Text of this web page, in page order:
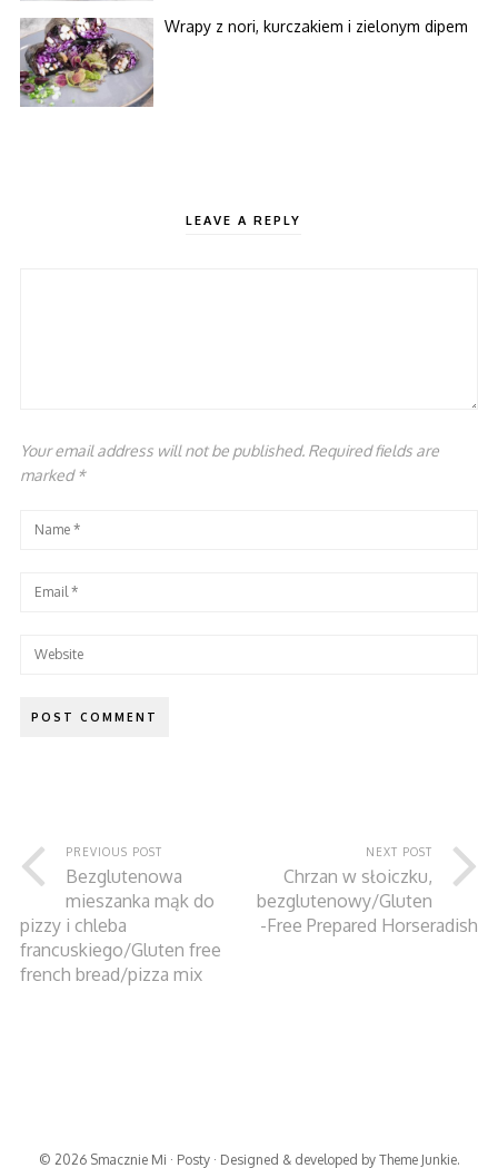
Wrapy z nori, kurczakiem i zielonym dipem
LEAVE A REPLY
Your email address will not be published. Required fields are
marked*
PREVIOUS POST
Bezglutenowa
mieszanka mąk do
pizzy i chleba
francuskiego/Gluten free
french bread/pizza mix
NEXT POST
Chrzan w słoiczku,
bezglutenowy/Gluten
-Free Prepared Horseradish
© 2026 Smacznie Mi · Posty· Designed & developed by Theme Junkie.